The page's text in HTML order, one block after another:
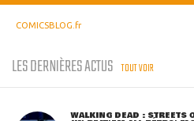
COMICSBLOG.fr
LES DERNIÈRES ACTUS TOUT VOIR
WALKING DEAD : STREETS